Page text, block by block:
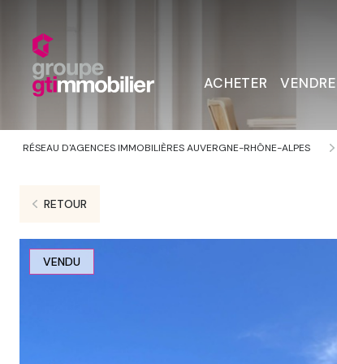
ACHETER VENDRE
RÉSEAU D'AGENCES IMMOBILIÈRES AUVERGNE-RHÔNE-ALPES
RETOUR
VENDU